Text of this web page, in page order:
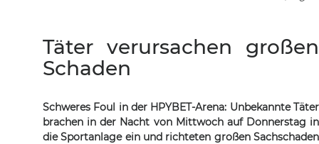
Täter verursachen großen
Schaden
Schweres Foul in der HPYBET-Arena: Unbekannte Täter
brachen in der Nacht von Mittwoch auf Donnerstag in
die Sportanlage ein und richteten großen Sachschaden